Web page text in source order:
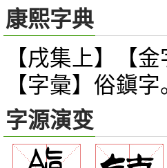
康熙字典
【戌集上】【
【字彙】俗鎭字
字源演变